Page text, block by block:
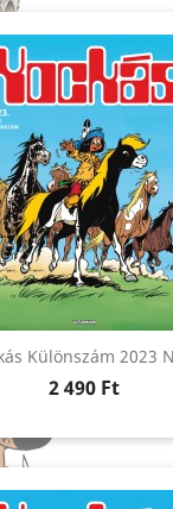
Különszám 2023
Ár
2 490 Ft